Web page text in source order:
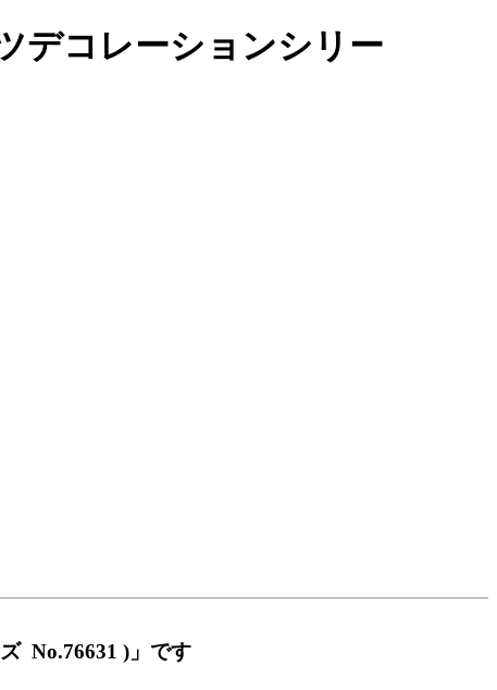
デコレーションシリー
No.76631 )」です